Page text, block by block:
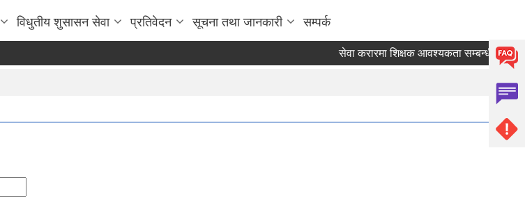
विधुतीय शुसासन सेवा प्रतिवेदन सूचना तथा जानकारी सम्पर्क
सेवा करारमा शिक्षक आवश्‍यकता सम्बन्धी सूचना !